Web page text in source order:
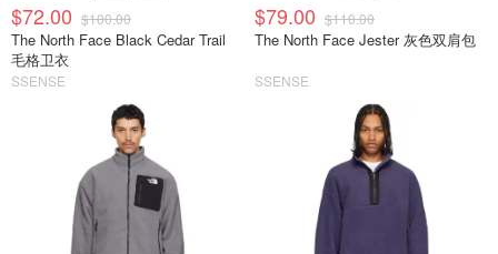
$72.00 $100.00
The North Face Black Cedar Trail
毛格卫衣
SSENSE
$79.00 $110.00
The North Face Jester 灰色双肩包
SSENSE